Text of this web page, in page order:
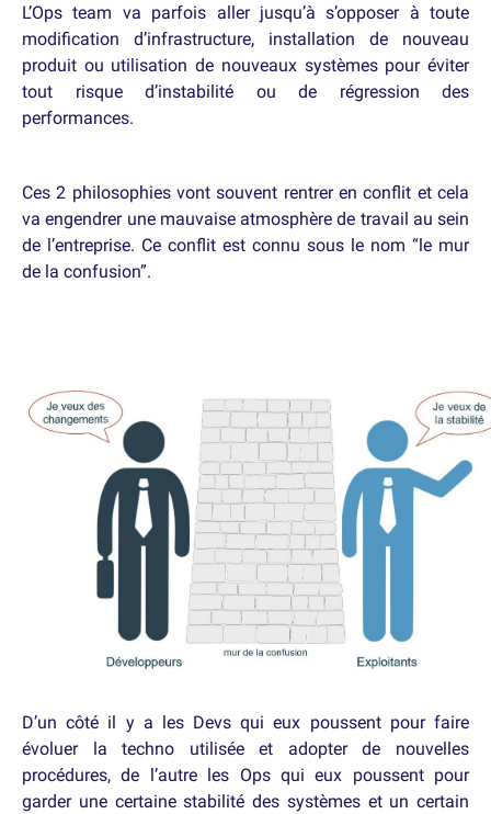
L’Ops team va parfois aller jusqu’à s’opposer à toute
modification d’infrastructure, installation de nouveau
produit ou utilisation de nouveaux systèmes pour éviter
tout risque d’instabilité ou de régression des
performances.
Ces 2 philosophies vont souvent rentrer en conflit et cela
va engendrer une mauvaise atmosphère de travail au sein
de l’entreprise. Ce conflit est connu sous le nom “le mur
de la confusion”.
D’un côté il y a les Devs qui eux poussent pour faire
évoluer la techno utilisée et adopter de nouvelles
procédures, de l’autre les Ops qui eux poussent pour
garder une certaine stabilité des systèmes et un certain